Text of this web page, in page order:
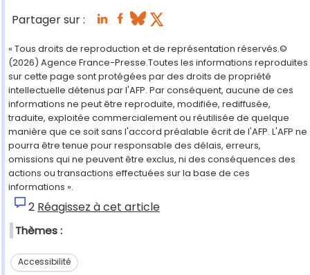
Partager sur :
« Tous droits de reproduction et de représentation réservés.©
(2026) Agence France-Presse.Toutes les informations reproduites
sur cette page sont protégées par des droits de propriété
intellectuelle détenus par l'AFP. Par conséquent, aucune de ces
informations ne peut être reproduite, modifiée, rediffusée,
traduite, exploitée commercialement ou réutilisée de quelque
manière que ce soit sans l'accord préalable écrit de l'AFP. L'AFP ne
pourra être tenue pour responsable des délais, erreurs,
omissions qui ne peuvent être exclus, ni des conséquences des
actions ou transactions effectuées sur la base de ces
informations ».
2 Réagissez à cet article
Thèmes :
Accessibilité